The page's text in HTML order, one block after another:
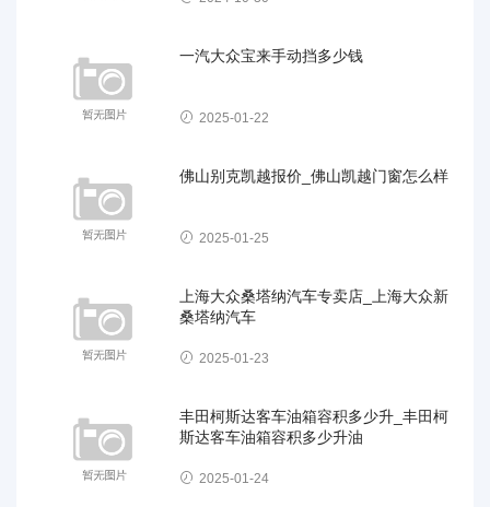
一汽大众宝来手动挡多少钱
2025-01-22
佛山别克凯越报价_佛山凯越门窗怎么样
2025-01-25
上海大众桑塔纳汽车专卖店_上海大众新
桑塔纳汽车
2025-01-23
丰田柯斯达客车油箱容积多少升_丰田柯
斯达客车油箱容积多少升油
2025-01-24